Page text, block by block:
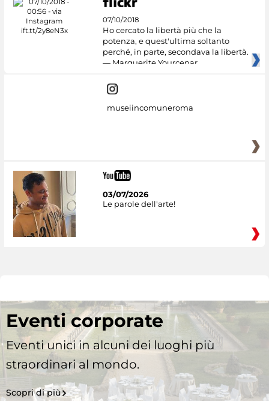
07/10/2018
Ho cercato la libertà più che la
potenza, e quest'ultima soltanto
perché, in parte, secondava la libertà.
— Marguerite Yourcenar
museiincomuneroma
03/07/2026
Le parole dell'arte!
Eventi corporate
Eventi unici in alcuni dei luoghi più
straordinari al mondo.
Scopri di più